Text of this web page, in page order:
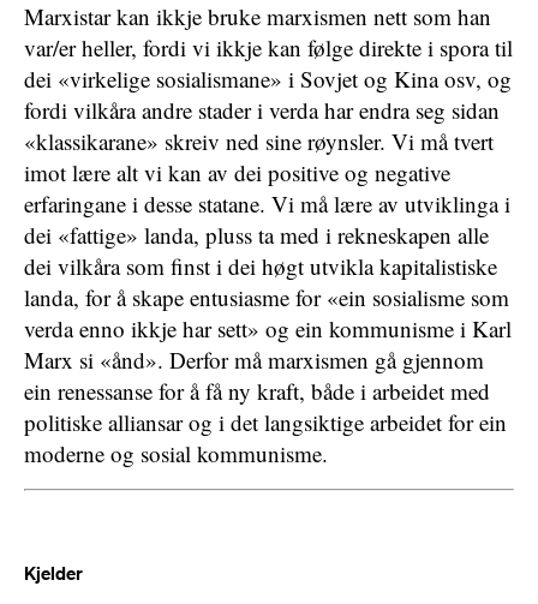
Marxistar kan ikkje bruke marxismen nett som han
var/er heller, fordi vi ikkje kan følge direkte i spora til
dei «virkelige sosialismane» i Sovjet og Kina osv, og
fordi vilkåra andre stader i verda har endra seg sidan
«klassikarane» skreiv ned sine røynsler. Vi må tvert
imot lære alt vi kan av dei positive og negative
erfaringane i desse statane. Vi må lære av utviklinga i
dei «fattige» landa, pluss ta med i rekneskapen alle
dei vilkåra som finst i dei høgt utvikla kapitalistiske
landa, for å skape entusiasme for «ein sosialisme som
verda enno ikkje har sett» og ein kommunisme i Karl
Marx si «ånd». Derfor må marxismen gå gjennom
ein renessanse for å få ny kraft, både i arbeidet med
politiske alliansar og i det langsiktige arbeidet for ein
moderne og sosial kommunisme.
Kjelder